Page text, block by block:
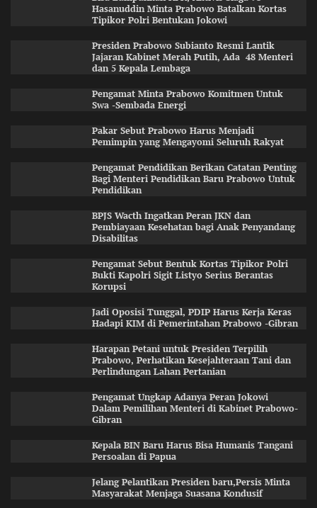
Hasanuddin Minta Prabowo Batalkan Kortas
Tipikor Polri Bentukan Jokowi
Presiden Prabowo Subianto Resmi Lantik
Jajaran Kabinet Merah Putih, Ada 48 Menteri
dan 5 Kepala Lembaga
Pengamat Minta Prabowo Komitmen Untuk
Swa -Sembada Energi
Pakar Sebut Prabowo Harus Menjadi
Pemimpin yang Mengayomi Seluruh Rakyat
Pengamat Pendidikan Berikan Catatan Penting
Bagi Menteri Pendidikan Baru Prabowo Untuk
Pendidikan
BPJS Wacth Ingatkan Peran JKN dan
Pembiayaan Kesehatan bagi Anak Penyandang
Disabilitas
Pengamat Sebut Bentuk Kortas Tipikor Polri
Bukti Kapolri Sigit Listyo Serius Berantas
Korupsi
Jadi Oposisi Tunggal, PDIP Harus Kerja Keras
Hadapi KIM di Pemerintahan Prabowo -Gibran
Harapan Petani untuk Presiden Terpilih
Prabowo, Perhatikan Kesejahteraan Tani dan
Perlindungan Lahan Pertanian
Pengamat Ungkap Adanya Peran Jokowi
Dalam Pemilihan Menteri di Kabinet Prabowo-
Gibran
Kepala BIN Baru Harus Bisa Humanis Tangani
Persoalan di Papua
Jelang Pelantikan Presiden baru,Persis Minta
Masyarakat Menjaga Suasana Kondusif